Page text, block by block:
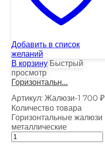
Добавить в список
желаний
В корзину Быстрый
просмотр
Горизонтальн...
Артикул: Жалюзи-1 700 ₽
Количество товара
Горизонтальные жалюзи
металлические